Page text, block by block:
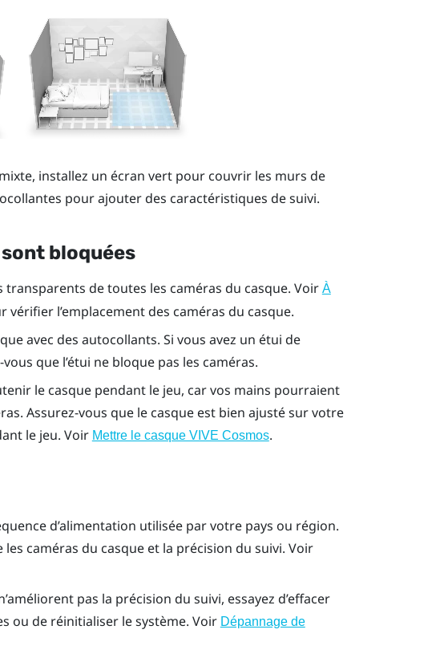
installez un écran vert pour couvrir les murs de
pour ajouter des caractéristiques de suivi.
bloquées
transparents de toutes les caméras du casque. Voir À
vérifier l’emplacement des caméras du casque.
avec des autocollants. Si vous avez un étui de
que l’étui ne bloque pas les caméras.
le casque pendant le jeu, car vos mains pourraient
Assurez-vous que le casque est bien ajusté sur votre
le jeu. Voir Mettre le casque VIVE Cosmos.
d’alimentation utilisée par votre pays ou région.
caméras du casque et la précision du suivi. Voir
pas la précision du suivi, essayez d’effacer
ou de réinitialiser le système. Voir Dépannage de